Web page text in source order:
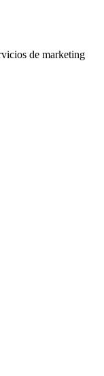
de marketing